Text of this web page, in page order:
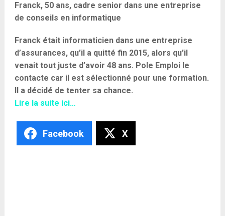
Franck, 50 ans, cadre senior dans une entreprise
de conseils en informatique
Franck était informaticien dans une entreprise
d’assurances, qu’il a quitté fin 2015, alors qu’il
venait tout juste d’avoir 48 ans. Pole Emploi le
contacte car il est sélectionné pour une formation.
Il a décidé de tenter sa chance.
Lire la suite ici…
Facebook X